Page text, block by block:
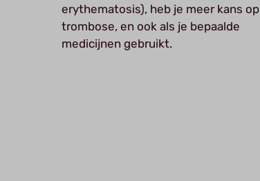
erythematosis), heb je meer kans op
trombose, en ook als je bepaalde
medicijnen gebruikt.